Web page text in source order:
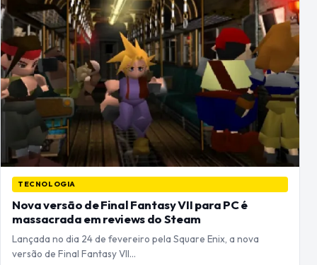
TECNOLOGIA
Nova versão de Final Fantasy VII para PC é
massacrada em reviews do Steam
Lançada no dia 24 de fevereiro pela Square Enix, a nova
versão de Final Fantasy VII…